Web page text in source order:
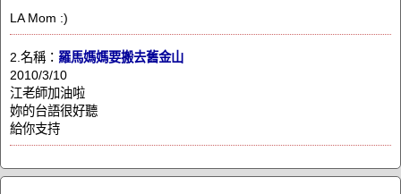
LA Mom :)
2.名稱： 羅馬媽媽要搬去舊金山
2010/3/10
江老師加油啦
妳的台語很好聽
給你支持